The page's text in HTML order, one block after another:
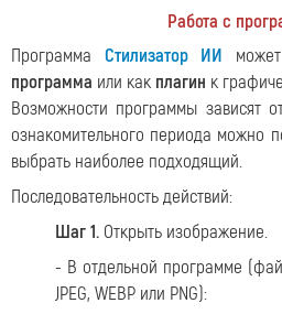
Работа с
Программа Стилизатор ИИ
программа или как плагин к
Возможности программы зависят
ознакомительного периода можно
выбрать наиболее подходящий.
Последовательность действий:
Шаг 1. Открыть изображение.
- В отдельной программе
JPEG, WEBP или PNG):